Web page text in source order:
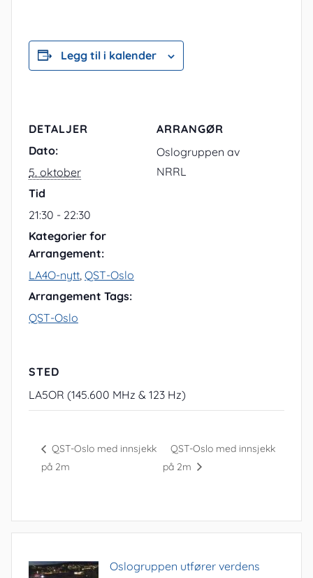
Legg til i kalender
DETALJER
Dato:
5. oktober
Tid
21:30 - 22:30
Kategorier for
Arrangement:
LA4O-nytt QST-Oslo
Arrangement Tags:
QST-Oslo
ARRANGØR
Oslogruppen av
NRRL
STED
LA5OR (145.600 MHz & 123 Hz)
QST-Oslo med innsjekk
på 2m
QST-Oslo med innsjekk
på 2m
Oslogruppen utfører verdens